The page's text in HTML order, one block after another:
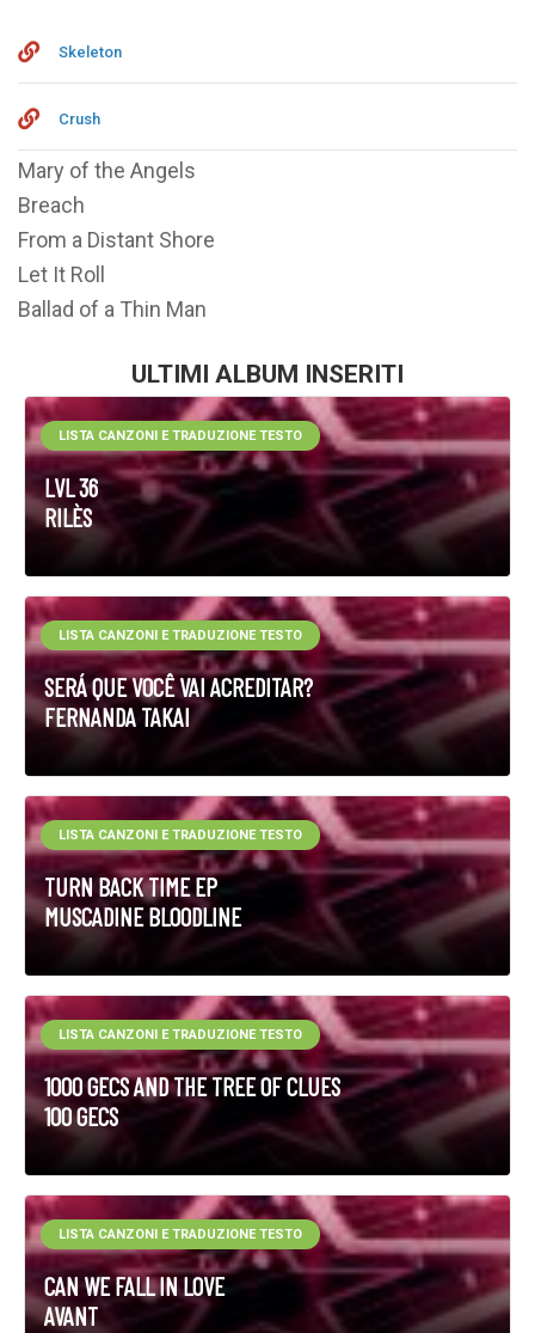
Skeleton
Crush
Mary of the Angels
Breach
From a Distant Shore
Let It Roll
Ballad of a Thin Man
ULTIMI ALBUM INSERITI
LVL 36
RILÈS
LISTA CANZONI E TRADUZIONE TESTO
SERÁ QUE VOCÊ VAI ACREDITAR?
FERNANDA TAKAI
LISTA CANZONI E TRADUZIONE TESTO
TURN BACK TIME EP
MUSCADINE BLOODLINE
LISTA CANZONI E TRADUZIONE TESTO
1000 GECS AND THE TREE OF CLUES
100 GECS
LISTA CANZONI E TRADUZIONE TESTO
CAN WE FALL IN LOVE
AVANT
LISTA CANZONI E TRADUZIONE TESTO